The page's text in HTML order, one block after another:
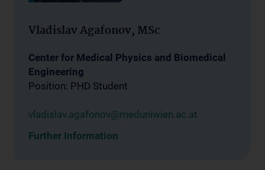
Vladislav Agafonov, MSc
Center for Medical Physics and Biomedical
Engineering
Position: PHD Student
vladislav.agafonov@meduniwien.ac.at
Further Information